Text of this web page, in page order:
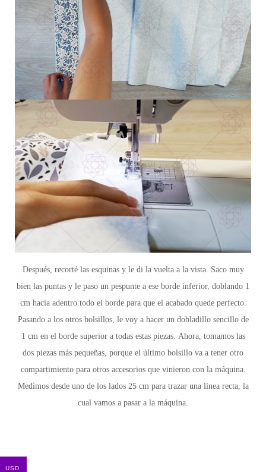
Después, recorté las esquinas y le di la vuelta a la vista. Saco muy
bien las puntas y le paso un pespunte a ese borde inferior, doblando 1
cm hacia adentro todo el borde para que el acabado quede perfecto.
Pasando a los otros bolsillos, le voy a hacer un dobladillo sencillo de
1 cm en el borde superior a todas estas piezas. Ahora, tomamos las
dos piezas más pequeñas, porque el último bolsillo va a tener otro
compartimiento para otros accesorios que vinieron con la máquina.
Medimos desde uno de los lados 25 cm para trazar una línea recta, la
cual vamos a pasar a la máquina.
USD